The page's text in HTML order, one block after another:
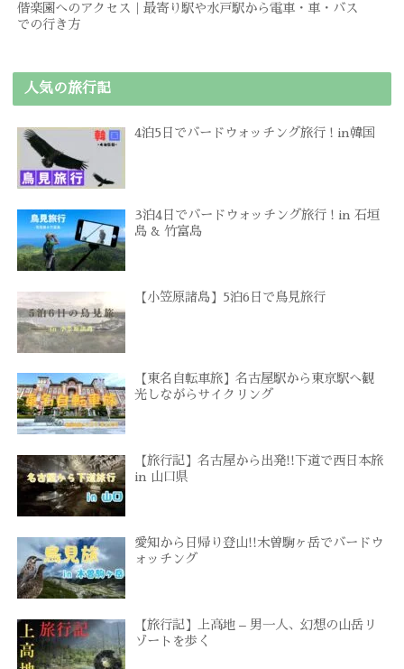
偕楽園へのアクセス｜最寄り駅や水戸駅から電車・車・バス
での行き方
人気の旅行記
4泊5日でバードウォッチング旅行 ! in韓国
3泊4日でバードウォッチング旅行 ! in 石垣
島 & 竹富島
【小笠原諸島】5泊6日で鳥見旅行
【東名自転車旅】名古屋駅から東京駅へ観
光しながらサイクリング
【旅行記】名古屋から出発!!下道で西日本旅
in 山口県
愛知から日帰り登山!!木曽駒ヶ岳でバードウ
ォッチング
【旅行記】上高地 – 男一人、幻想の山岳リ
ゾートを歩く